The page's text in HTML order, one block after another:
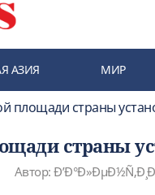
АЗИЯ МИР
площади страны
страны
Автор: